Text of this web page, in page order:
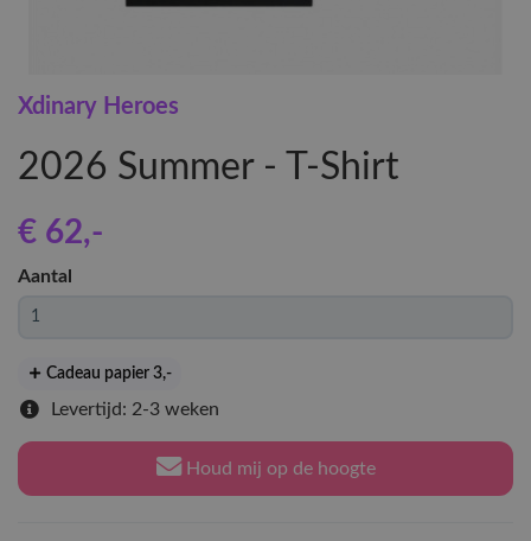
Xdinary Heroes
2026 Summer - T-Shirt
€ 62,-
Aantal
Cadeau papier 3,-
Levertijd: 2-3 weken
Houd mij op de hoogte